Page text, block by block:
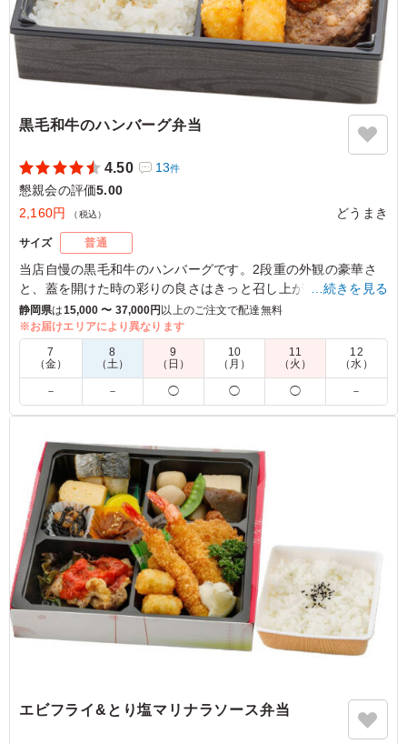
円)」有無をお選びください。
5.0 名古屋大学 理学研究科
肉料理として彩り豊かでありつつ、小さいお皿にのって出
てくるため、食べやすく、全部が良いと思える料理でし
た。おいしさも加味すると本当にコスパが良く、美味しく
いただきました。
ご利用シーン：懇親会 ›懇親会
愛知県名古屋市千種区不老町
黒毛和牛のハンバーグ弁当
4.50 13件
懇親会の評価5.00
2,160円
（税込） どうまき
サイズ 普通
当店自慢の黒毛和牛のハンバーグです。2段重の外観の豪華さ
と、蓋を開けた時の彩りの良さはきっと召し上がる方に満足し
ていただけます。是非一度ご賞味ください。
5.0
いろどり良く、ボリュームもある上にいかにも栄養バラン
スの良さそうなお弁当で、ふたを開けると老若男女問わず
食欲が刺激されると思います。見た目だけでなく味も、間
ご利用シーン：懇親会 ›
ランチ会
静岡県浜松市中央区上西町2025/07/30
…続きを見る
静岡県は15,000 〜 37,000円以上のご注文で配達無料
※お届けエリアにより異なります
7
（金）
8
（土）
9
（日）
10
（月）
11
（火）
12
（水）
－ － ◯ ◯ ◯ －
エビフライ&とり塩マリナラソース弁当